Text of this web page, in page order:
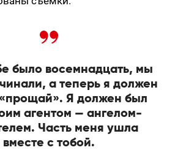
было восемнадцать, мы
а теперь я должен
«прощай». Я должен был
агентом — ангелом-
Часть меня ушла
вместе с тобой.